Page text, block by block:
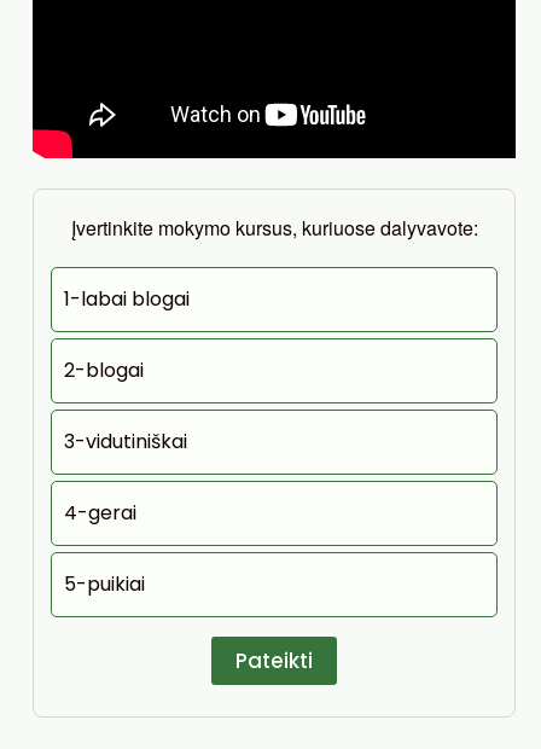
Įvertinkite mokymo kursus, kuriuose dalyvavote:
1-labai blogai
2-blogai
3-vidutiniškai
4-gerai
5-puikiai